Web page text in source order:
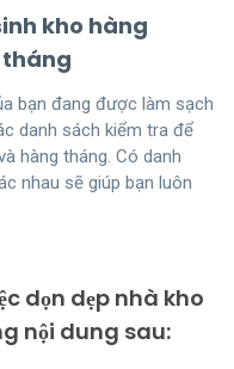
kho hàng
tháng
bạn đang được làm sạch
danh sách kiểm tra để
hàng tháng. Có danh
nhau sẽ giúp bạn luôn
dọn dẹp nhà kho
nội dung sau: